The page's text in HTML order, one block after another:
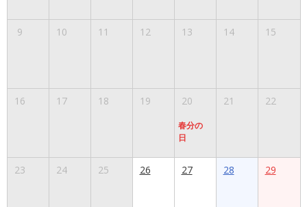
9 10 11 12 13 14 15
16 17 18 19 20
春分の
日
21 22
23 24 25 26 27 28 29